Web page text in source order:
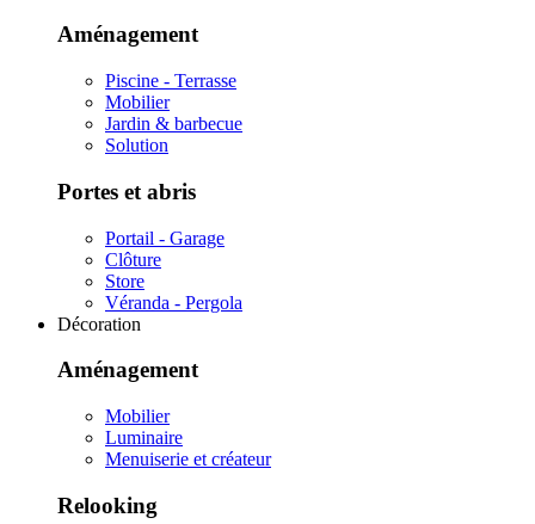
Aménagement
Piscine - Terrasse
Mobilier
Jardin & barbecue
Solution
Portes et abris
Portail - Garage
Clôture
Store
Véranda - Pergola
Décoration
Aménagement
Mobilier
Luminaire
Menuiserie et créateur
Relooking